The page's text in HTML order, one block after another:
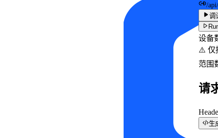
/
调
设备
⚠️ 仅
范围
请
生